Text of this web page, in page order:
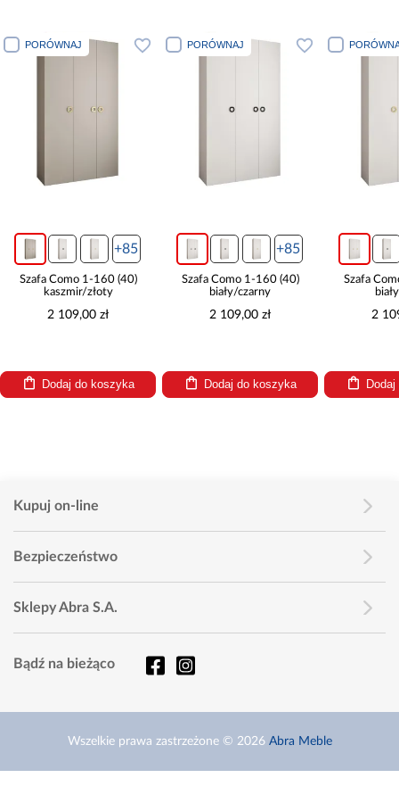
PORÓWNAJ
+85
Szafa Como 1-160 (40)
kaszmir/złoty
2 109,00 zł
Dodaj do koszyka
PORÓWNAJ
+85
Szafa Como 1-160 (40)
biały/czarny
2 109,00 zł
Dodaj do koszyka
Szafa
2
Kupuj on-line
Bezpieczeństwo
Sklepy Abra S.A.
Bądź na bieżąco
Wszelkie prawa zastrzeżone © 2026 Abra Meble